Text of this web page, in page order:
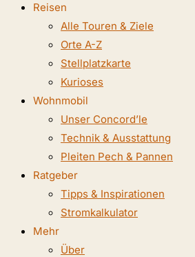
search
Reisen
Alle Touren & Ziele
Orte A-Z
Stellplatzkarte
Kurioses
Wohnmobil
Unser Concord’le
Technik & Ausstattung
Pleiten Pech & Pannen
Ratgeber
Tipps & Inspirationen
Stromkalkulator
Mehr
Über